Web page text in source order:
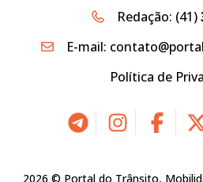
Redação: (41)
E-mail:
Política de
2026 © Portal do Trânsito,